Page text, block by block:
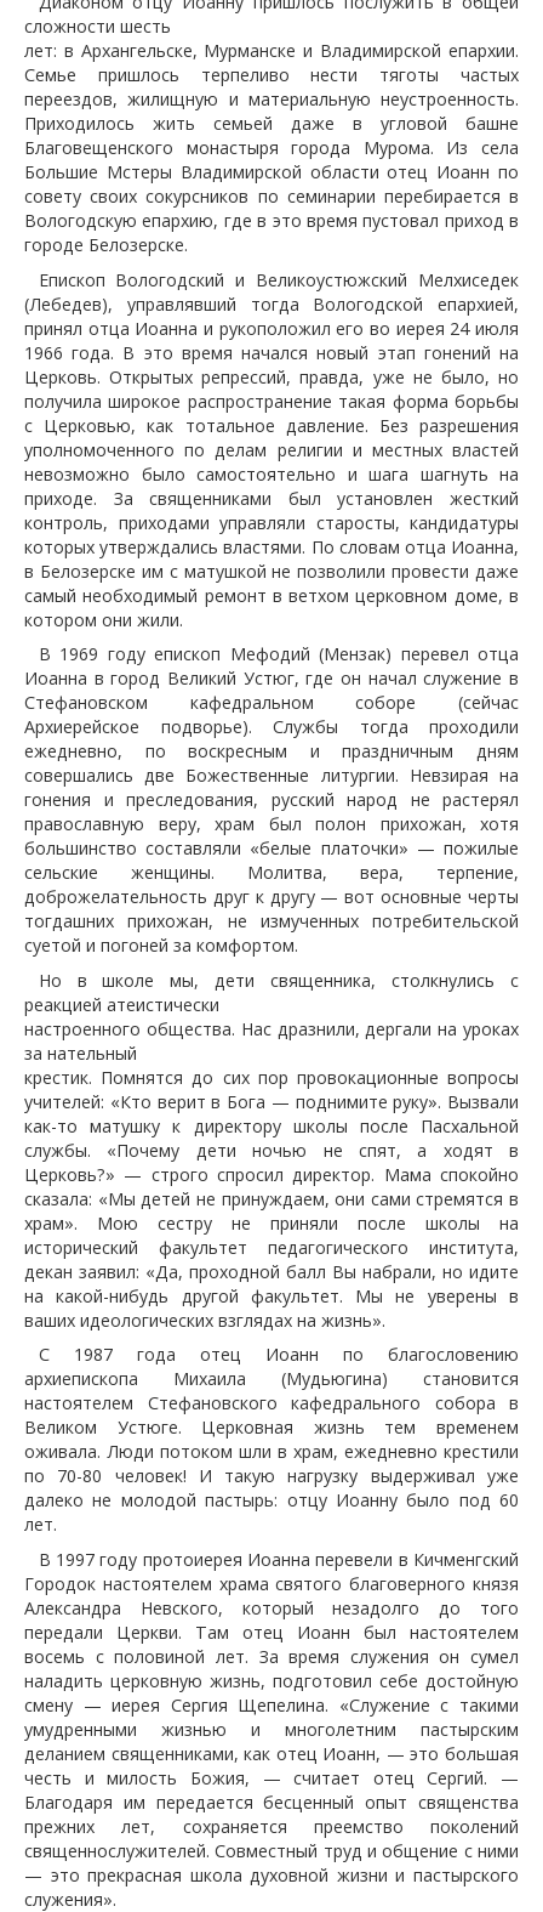
сложности шесть
лет: в Архангельске, Мурманске и Владимирской епархии.
Семье пришлось терпеливо нести тяготы частых
переездов, жилищную и материальную неустроенность.
Приходилось жить семьей даже в угловой башне
Благовещенского монастыря города Мурома. Из села
Большие Мстеры Владимирской области отец Иоанн по
совету своих сокурсников по семинарии перебирается в
Вологодскую епархию, где в это время пустовал приход в
городе Белозерске.
Епископ Вологодский и Великоустюжский Мелхиседек
(Лебедев), управлявший тогда Вологодской епархией,
принял отца Иоанна и рукоположил его во иерея 24 июля
1966 года. В это время начался новый этап гонений на
Церковь. Открытых репрессий, правда, уже не было, но
получила широкое распространение такая форма борьбы
с Церковью, как тотальное давление. Без разрешения
уполномоченного по делам религии и местных властей
невозможно было самостоятельно и шага шагнуть на
приходе. За священниками был установлен жесткий
контроль, приходами управляли старосты, кандидатуры
которых утверждались властями. По словам отца Иоанна,
в Белозерске им с матушкой не позволили провести даже
самый необходимый ремонт в ветхом церковном доме, в
котором они жили.
В 1969 году епископ Мефодий (Мензак) перевел отца
Иоанна в город Великий Устюг, где он начал служение в
Стефановском кафедральном соборе (сейчас
Архиерейское подворье). Службы тогда проходили
ежедневно, по воскресным и праздничным дням
совершались две Божественные литургии. Невзирая на
гонения и преследования, русский народ не растерял
православную веру, храм был полон прихожан, хотя
большинство составляли «белые платочки» — пожилые
сельские женщины. Молитва, вера, терпение,
доброжелательность друг к другу — вот основные черты
тогдашних прихожан, не измученных потребительской
суетой и погоней за комфортом.
Но в школе мы, дети священника, столкнулись с
реакцией атеистически
настроенного общества. Нас дразнили, дергали на уроках
за нательный
крестик. Помнятся до сих пор провокационные вопросы
учителей: «Кто верит в Бога — поднимите руку». Вызвали
как-то матушку к директору школы после Пасхальной
службы. «Почему дети ночью не спят, а ходят в
Церковь?» — строго спросил директор. Мама спокойно
сказала: «Мы детей не принуждаем, они сами стремятся в
храм». Мою сестру не приняли после школы на
исторический факультет педагогического института,
декан заявил: «Да, проходной балл Вы набрали, но идите
на какой-нибудь другой факультет. Мы не уверены в
ваших идеологических взглядах на жизнь».
С 1987 года отец Иоанн по благословению
архиепископа Михаила (Мудьюгина) становится
настоятелем Стефановского кафедрального собора в
Великом Устюге. Церковная жизнь тем временем
оживала. Люди потоком шли в храм, ежедневно крестили
по 70-80 человек! И такую нагрузку выдерживал уже
далеко не молодой пастырь: отцу Иоанну было под 60
лет.
В 1997 году протоиерея Иоанна перевели в Кичменгский
Городок настоятелем храма святого благоверного князя
Александра Невского, который незадолго до того
передали Церкви. Там отец Иоанн был настоятелем
восемь с половиной лет. За время служения он сумел
наладить церковную жизнь, подготовил себе достойную
смену — иерея Сергия Щепелина. «Служение с такими
умудренными жизнью и многолетним пастырским
деланием священниками, как отец Иоанн, — это большая
честь и милость Божия, — считает отец Сергий. —
Благодаря им передается бесценный опыт священства
прежних лет, сохраняется преемство поколений
священнослужителей. Совместный труд и общение с ними
— это прекрасная школа духовной жизни и пастырского
служения».